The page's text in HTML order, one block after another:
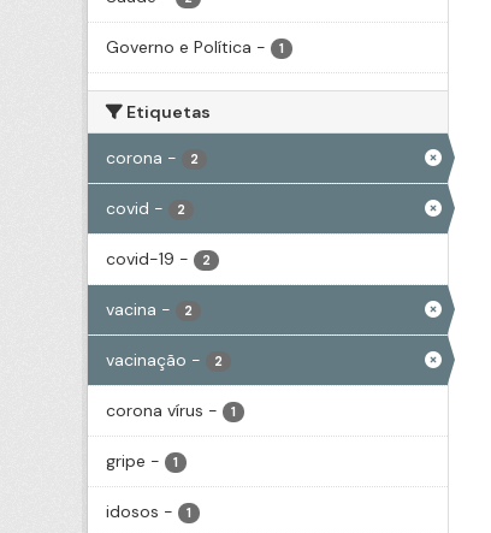
Governo e Política - 1
Etiquetas
corona - 2
covid - 2
covid-19 - 2
vacina - 2
vacinação - 2
corona vírus - 1
gripe - 1
idosos - 1